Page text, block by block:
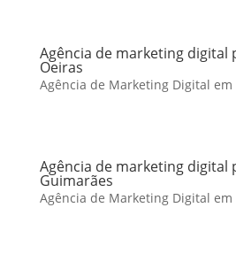
Agência de marketing digital
Oeiras
Agência de Marketing Digital em
Agência de marketing digital
Guimarães
Agência de Marketing Digital em